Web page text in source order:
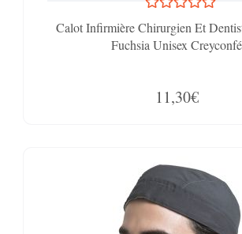
Calot Infirmière Chirurgien Et
Fuchsia Unisex Creyconfé
11,30€